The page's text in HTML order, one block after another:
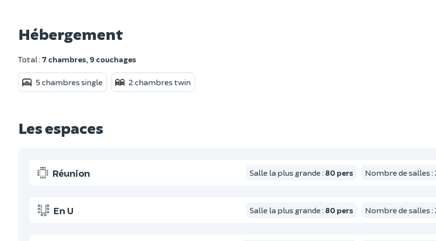
Hébergement
Total : 7 chambres, 9 couchages
5 chambres single 2 chambres twin
Les espaces
Réunion Salle la plus grande : 80pers Nombre de salles :
En U Salle la plus grande : 80pers Nombre de salles :